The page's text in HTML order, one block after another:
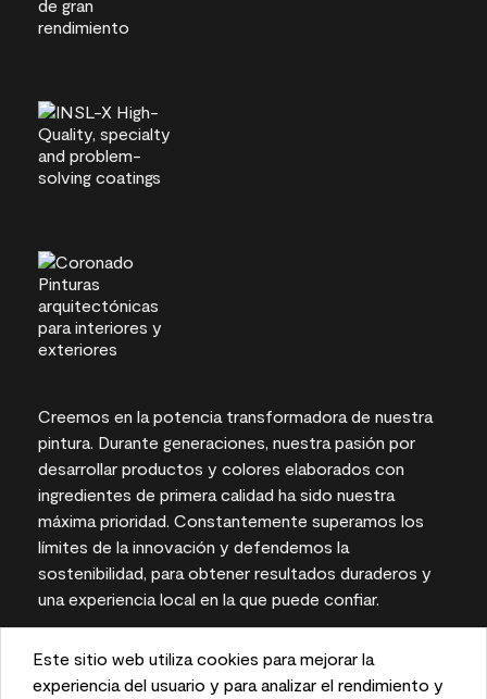
This website uses cookies to enhance user experience
Este sitio web utiliza cookies para mejorar la
experiencia del usuario y para analizar el rendimiento y
Creemos en la potencia transformadora de nuestra
pintura. Durante generaciones, nuestra pasión por
desarrollar productos y colores elaborados con
ingredientes de primera calidad ha sido nuestra
máxima prioridad. Constantemente superamos los
límites de la innovación y defendemos la
sostenibilidad, para obtener resultados duraderos y
una experiencia local en la que puede confiar.